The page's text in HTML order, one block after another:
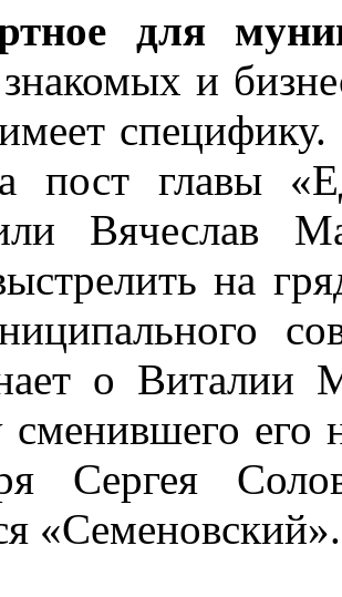
для
и
пост главы
Вячеслав
на
о Виталии
сменившего его
Сергея
«Семеновский».